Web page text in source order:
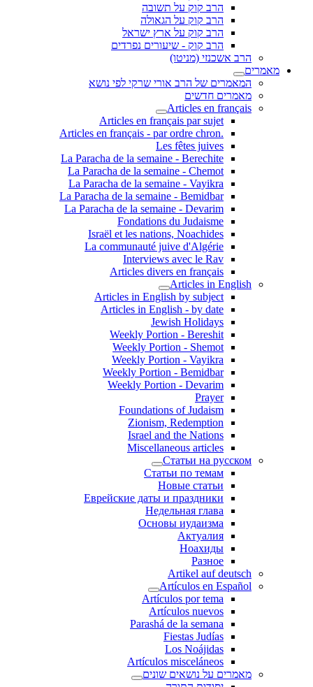
הרב קוק על תשובה
הרב קוק על הגאולה
הרב קוק על ארץ ישראל
הרב קוק - שיעורים נפרדים
הרב אשכנזי (מניטו)
מאמרים
המאמרים של הרב אורי שרקי לפי נושא
מאמרים חדשים
Articles en français
Articles en français par sujet
.Articles en français - par ordre chron
Les fêtes juives
La Paracha de la semaine - Berechite
La Paracha de la semaine - Chemot
La Paracha de la semaine - Vayikra
La Paracha de la semaine - Bemidbar
La Paracha de la semaine - Devarim
Fondations du Judaisme
Israël et les nations, Noachides
La communauté juive d'Algérie
Interviews avec le Rav
Articles divers en français
Articles in English
Articles in English by subject
Articles in English - by date
Jewish Holidays
Weekly Portion - Bereshit
Weekly Portion - Shemot
Weekly Portion - Vayikra
Weekly Portion - Bemidbar
Weekly Portion - Devarim
Prayer
Foundations of Judaism
Zionism, Redemption
Israel and the Nations
Miscellaneous articles
Статьи на русском
Статьи по темам
Новые статьи
Еврейские даты и праздники
Недельная глава
Основы иудаизма
Актуалия
Ноахиды
Разное
Artikel auf deutsch
Artículos en Español
Artículos por tema
Artículos nuevos
Parashá de la semana
Fiestas Judías
Los Noájidas
Artículos misceláneos
מאמרים על נושאים שונים